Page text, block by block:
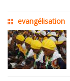
evangélisation